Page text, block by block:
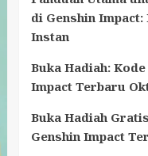
di Genshin Impact:
Instan
Buka Hadiah:
Impact Terbaru
Buka Hadiah
Genshin Impact